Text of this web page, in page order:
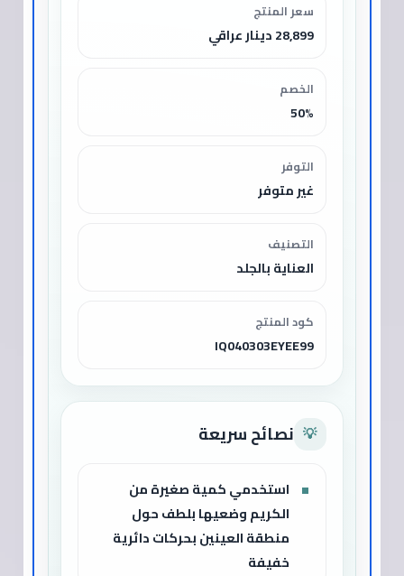
سعر المنتج
28,899 دينار عراقي
الخصم
50%
التوفر
غير متوفر
التصنيف
العناية بالجلد
كود المنتج
IQ040303EYEE99
💡 نصائح سريعة
استخدمي كمية صغيرة من
الكريم وضعيها بلطف حول
منطقة العينين بحركات دائرية
خفيفة